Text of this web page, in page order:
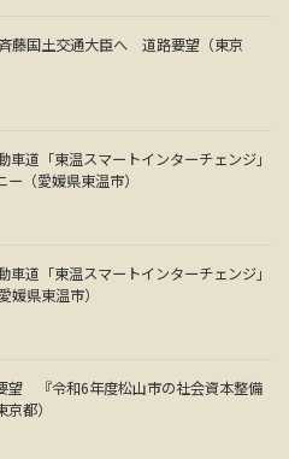
藤国土交通大臣へ 道路要望（東京
道「東温スマートインターチェンジ」
（愛媛県東温市）
道「東温スマートインターチェンジ」
県東温市）
望 『令和6年度松山市の社会資本整備
都）